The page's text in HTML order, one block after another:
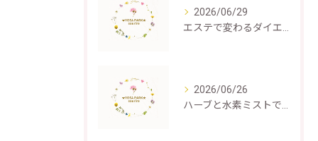
2026/06/29
2026/06/26